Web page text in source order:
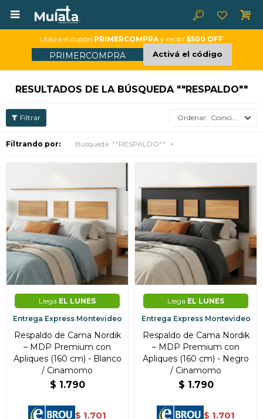

Utilizá el cupón PRIMERCOMPRA y recibí $500 OFF
PRIMERCOMPRA Activá el código
RESULTADOS DE LA BÚSQUEDA ""RESPALDO""
Coincidencia
Filtrando por: Búsqueda: ""RESPALDO""
Llega EL LUNES
Entrega Express Montevideo
Respaldo de Cama Nordik
– MDP Premium con
Apliques (160 cm) - Blanco
/ Cinamomo
$ 1.790
$ 1.701
Llega EL LUNES
Entrega Express Montevideo
Respaldo de Cama Nordik
– MDP Premium con
Apliques (160 cm) - Negro
/ Cinamomo
$ 1.790
$ 1.701